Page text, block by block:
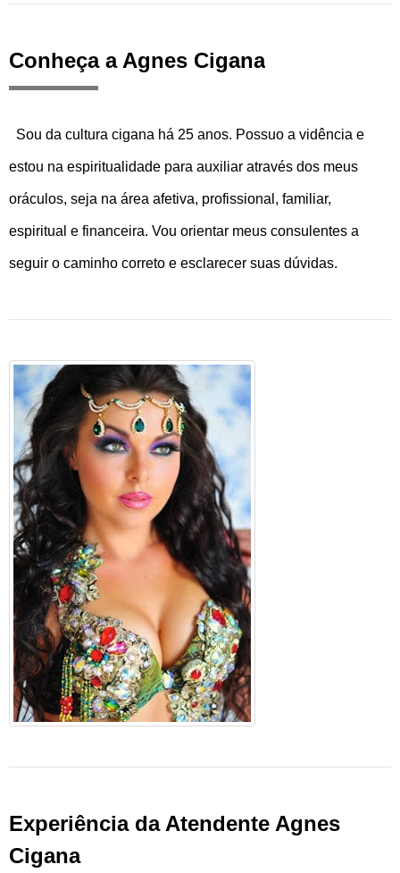
Conheça a Agnes Cigana
Sou da cultura cigana há 25 anos. Possuo a vidência e
estou na espiritualidade para auxiliar através dos meus
oráculos, seja na área afetiva, profissional, familiar,
espiritual e financeira. Vou orientar meus consulentes a
seguir o caminho correto e esclarecer suas dúvidas.
Experiência da Atendente Agnes
Cigana